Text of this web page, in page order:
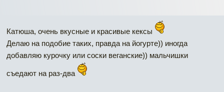
Катюша, очень вкусные и красивые кексы
Делаю на подобие таких, правда на йогурте)) иногда
добавляю курочку или соски веганские)) мальчишки
съедают на раз-два